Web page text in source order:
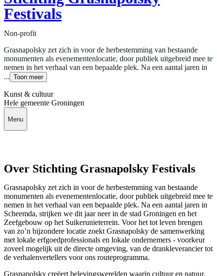
Festivals
Non-profit
Grasnapolsky zet zich in voor de herbestemming van bestaande
monumenten als evenementenlocatie, door publiek uitgebreid mee te
nemen in het verhaal van een bepaalde plek. Na een aantal jaren in
... Toon meer
Kunst & cultuur
Hele gemeente Groningen
Menu
Over Stichting Grasnapolsky Festivals
Grasnapolsky zet zich in voor de herbestemming van bestaande
monumenten als evenementenlocatie, door publiek uitgebreid mee te
nemen in het verhaal van een bepaalde plek. Na een aantal jaren in
Scheemda, strijken we dit jaar neer in de stad Groningen en het
Zeefgebouw op het Suikerunieterrein. Voor het tot leven brengen
van zo’n bijzondere locatie zoekt Grasnapolsky de samenwerking
met lokale erfgoedprofessionals en lokale ondernemers - voorkeur
zoveel mogelijk uit de directe omgeving, van de drankleverancier tot
de verhalenvertellers voor ons routeprogramma.
Grasnapolsky creëert belevingswerelden waarin cultuur en natuur,